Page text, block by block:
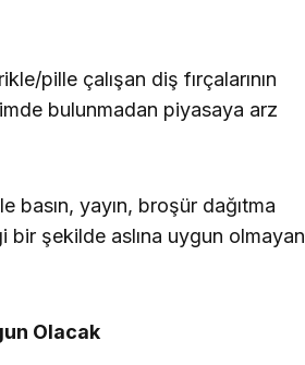
pille çalışan diş fırçalarının
bulunmadan piyasaya arz
basın, yayın, broşür dağıtma
bir şekilde aslına uygun olmayan
Olacak